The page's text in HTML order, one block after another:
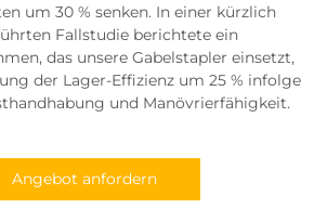
um 30 % senken. In einer kürzlich
Fallstudie berichtete ein
das unsere Gabelstapler einsetzt,
der Lager-Effizienz um 25 % infolge
und Manövrierfähigkeit.
Angebot anfordern